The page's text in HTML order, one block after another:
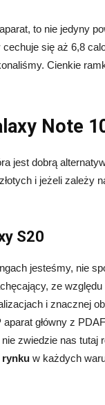
to nie jedyny
się aż 6,8
Cienkie
Note
jest dobrą
i jeżeli zależy
S20
jesteśmy, nie
ze względu
i znacznej
główny z
zwiedzie nas tutaj
rynku w każdych